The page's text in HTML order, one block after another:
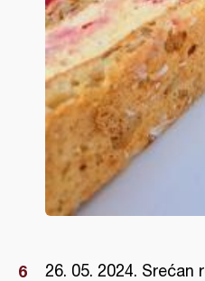
26. 05. 2024. Srećan